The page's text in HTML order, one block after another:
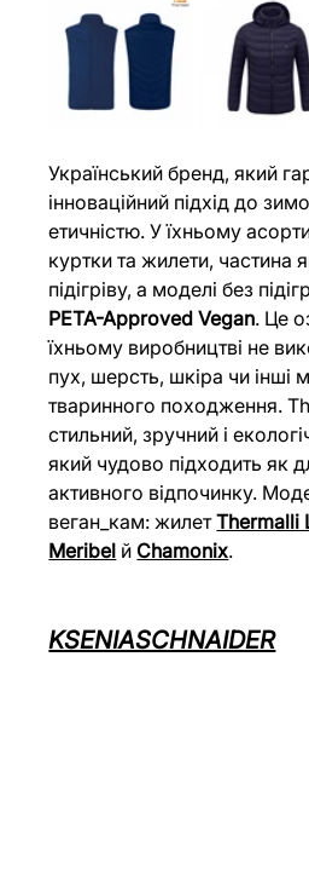
Український бренд, який
інноваційний підхід до
етичністю. У їхньому
куртки та жилети, частина
підігріву, а моделі без
PETA-Approved Vegan. Це
їхньому виробництві не
пух, шерсть, шкіра чи інші
тваринного походження.
стильний, зручний і
який чудово підходить як
активного відпочинку.
веган_кам: жилет Thermalli
Meribel й Chamonix.
KSENIASCHNAIDER